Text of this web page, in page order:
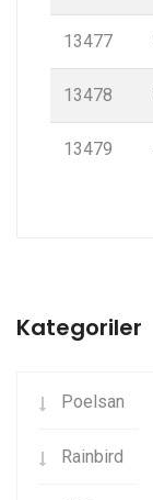
13477
13478
13479
Kategoriler
Poelsan
Rainbird